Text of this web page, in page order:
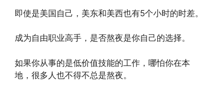
即使是美国自己，美东和美西也有5个小时的时差。
成为自由职业高手，是否熬夜是你自己的选择。
如果你从事的是低价值技能的工作，哪怕你在本
地，很多人也不得不总是熬夜。